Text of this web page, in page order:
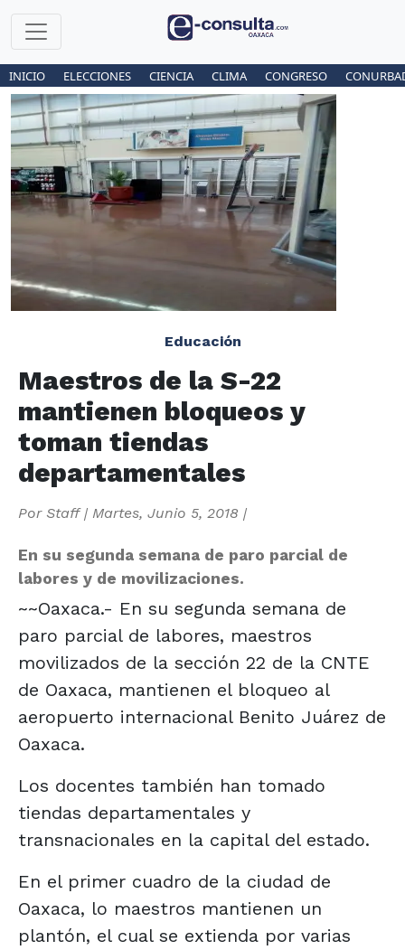
INICIO ELECCIONES CIENCIA CLIMA CONGRESO
Educación
Maestros de la S-22
mantienen bloqueos y
toman tiendas
departamentales
Por Staff| Martes, Junio 5, 2018 |
En su segunda semana de paro parcial de
labores y de movilizaciones.
~~Oaxaca.- En su segunda semana de
paro parcial de labores, maestros
movilizados de la sección 22 de la CNTE
de Oaxaca, mantienen el bloqueo al
aeropuerto internacional Benito Juárez de
Oaxaca.
Los docentes también han tomado
tiendas departamentales y
transnacionales en la capital del estado.
En el primer cuadro de la ciudad de
Oaxaca, lo maestros mantienen un
plantón, el cual se extienda por varias